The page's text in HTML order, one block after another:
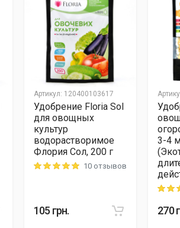
Артикул: 120400103617
Удобрение Floria Sol
для овощных
культур
водорастворимое
Флория Сол, 200 г
Rating: 5 out of 510 отзывов
105 грн.
3-4
270